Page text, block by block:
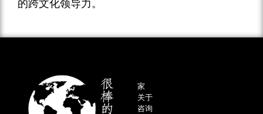
的跨文化领导力。
家
关于
咨询